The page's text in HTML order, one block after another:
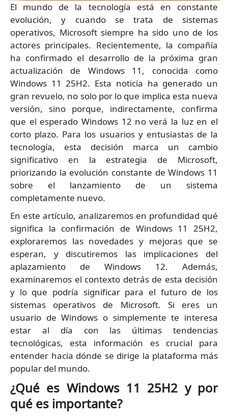
El mundo de la tecnología está en constante
evolución, y cuando se trata de sistemas
operativos, Microsoft siempre ha sido uno de los
actores principales. Recientemente, la compañía
ha confirmado el desarrollo de la próxima gran
actualización de Windows 11, conocida como
Windows 11 25H2. Esta noticia ha generado un
gran revuelo, no solo por lo que implica esta nueva
versión, sino porque, indirectamente, confirma
que el esperado Windows 12 no verá la luz en el
corto plazo. Para los usuarios y entusiastas de la
tecnología, esta decisión marca un cambio
significativo en la estrategia de Microsoft,
priorizando la evolución constante de Windows 11
sobre el lanzamiento de un sistema
completamente nuevo.
En este artículo, analizaremos en profundidad qué
significa la confirmación de Windows 11 25H2,
exploraremos las novedades y mejoras que se
esperan, y discutiremos las implicaciones del
aplazamiento de Windows 12. Además,
examinaremos el contexto detrás de esta decisión
y lo que podría significar para el futuro de los
sistemas operativos de Microsoft. Si eres un
usuario de Windows o simplemente te interesa
estar al día con las últimas tendencias
tecnológicas, esta información es crucial para
entender hacia dónde se dirige la plataforma más
popular del mundo.
¿Qué es Windows 11 25H2 y por
qué es importante?